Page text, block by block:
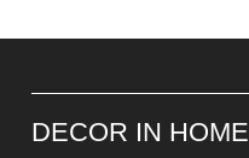
DECOR IN HOME